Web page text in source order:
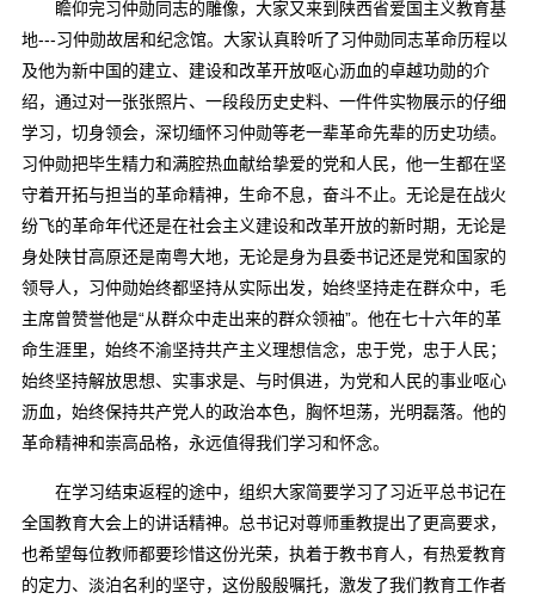
瞻仰完习仲勋同志的雕像，大家又来到陕西省爱国主义教育基
地---习仲勋故居和纪念馆。大家认真聆听了习仲勋同志革命历程以
及他为新中国的建立、建设和改革开放呕心沥血的卓越功勋的介
绍，通过对一张张照片、一段段历史史料、一件件实物展示的仔细
学习，切身领会，深切缅怀习仲勋等老一辈革命先辈的历史功绩。
习仲勋把毕生精力和满腔热血献给挚爱的党和人民，他一生都在坚
守着开拓与担当的革命精神，生命不息，奋斗不止。无论是在战火
纷飞的革命年代还是在社会主义建设和改革开放的新时期，无论是
身处陕甘高原还是南粤大地，无论是身为县委书记还是党和国家的
领导人，习仲勋始终都坚持从实际出发，始终坚持走在群众中，毛
主席曾赞誉他是“从群众中走出来的群众领袖”。他在七十六年的革
命生涯里，始终不渝坚持共产主义理想信念，忠于党，忠于人民；
始终坚持解放思想、实事求是、与时俱进，为党和人民的事业呕心
沥血，始终保持共产党人的政治本色，胸怀坦荡，光明磊落。他的
革命精神和崇高品格，永远值得我们学习和怀念。
在学习结束返程的途中，组织大家简要学习了习近平总书记在
全国教育大会上的讲话精神。总书记对尊师重教提出了更高要求，
也希望每位教师都要珍惜这份光荣，执着于教书育人，有热爱教育
的定力、淡泊名利的坚守，这份殷殷嘱托，激发了我们教育工作者